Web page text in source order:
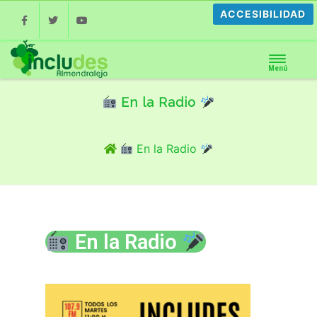
Facebook
Menú
En la Radio
En la Radio
En la Radio
ACCESIBILIDAD